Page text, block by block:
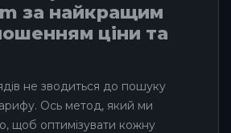
за найкращим
ціни та
не зводиться до пошуку
Ось метод, який ми
щоб оптимізувати кожну